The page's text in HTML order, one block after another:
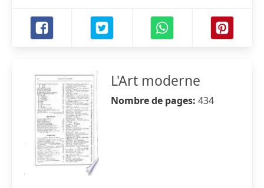
L'Art moderne
Nombre de pages: 434